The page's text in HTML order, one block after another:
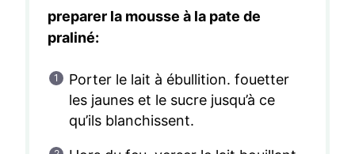
preparer la mousse à la pate de
praliné:
Porter le lait à ébullition. fouetter
les jaunes et le sucre jusqu’à ce
qu’ils blanchissent.